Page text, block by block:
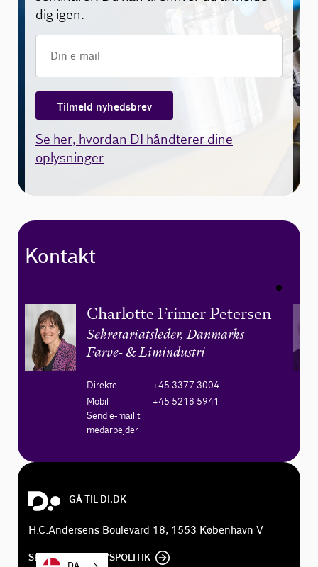
dig igen.
Tilmeld nyhedsbrev
Se her, hvordan DI håndterer dine
oplysninger
Kontakt
Charlotte Frimer Petersen
Sekretariatsleder, Danmarks
Farve- & Limindustri
Direkte
+45 3377 3004
Mobil
+45 5218 5941
Send e-mail til
medarbejder
GÅ TIL DI.DK
H.C.Andersens Boulevard 18, 1553 København V
SE DI'S PRIVATLIVSPOLITIK